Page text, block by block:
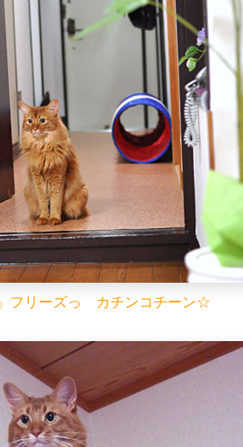
フリーズっ カチンコチーン☆